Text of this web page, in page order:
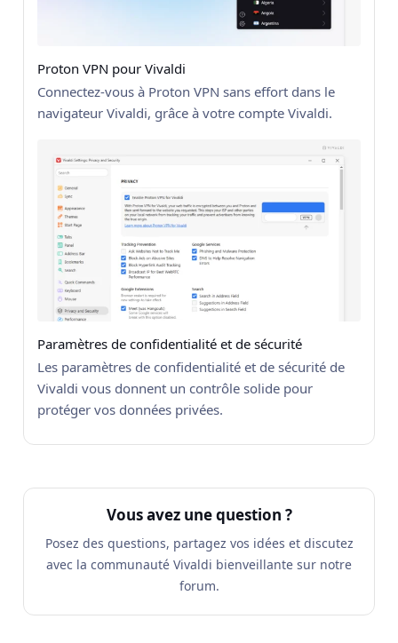
Proton VPN pour Vivaldi
Connectez-vous à Proton VPN sans effort dans le
navigateur Vivaldi, grâce à votre compte Vivaldi.
Paramètres de confidentialité et de sécurité
Les paramètres de confidentialité et de sécurité de
Vivaldi vous donnent un contrôle solide pour
protéger vos données privées.
Vous avez une question ?
Posez des questions, partagez vos idées et discutez
avec la communauté Vivaldi bienveillante sur notre
forum.